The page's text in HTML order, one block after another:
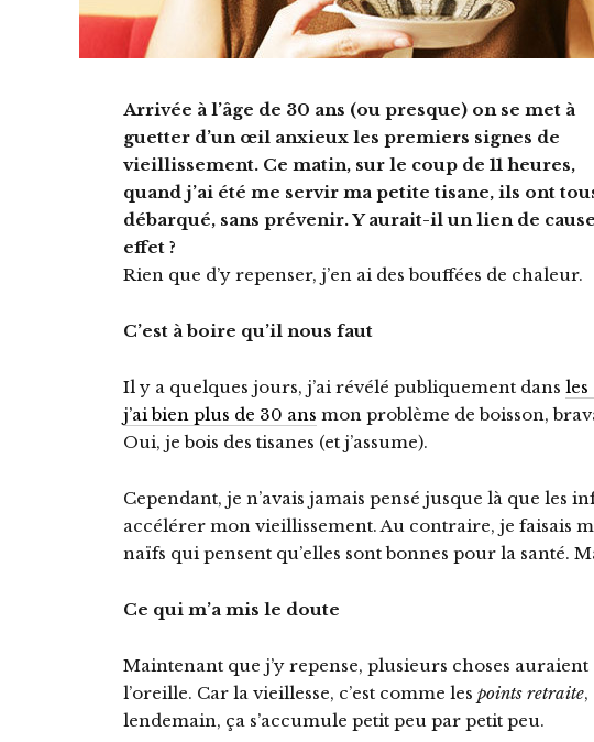
Arrivée à l’âge de 30 ans (ou presque) on se met à
guetter d’un œil anxieux les premiers signes de
vieillissement. Ce matin, sur le coup de 11 heures,
quand j’ai été me servir ma petite tisane, ils ont
débarqué, sans prévenir. Y aurait-il un lien de
effet ?
Rien que d’y repenser, j’en ai des bouffées de chaleur.
C’est à boire qu’il nous faut
Il y a quelques jours, j’ai révélé publiquement dans les
j’ai bien plus de 30 ans mon problème de boisson,
Oui, je bois des tisanes (et j’assume).
Cependant, je n’avais jamais pensé jusque là que les
accélérer mon vieillissement. Au contraire, je faisais
naïfs qui pensent qu’elles sont bonnes pour la santé.
Ce qui m’a mis le doute
Maintenant que j’y repense, plusieurs choses
l’oreille. Car la vieillesse, c’est comme les points retraite,
lendemain, ça s’accumule petit peu par petit peu.